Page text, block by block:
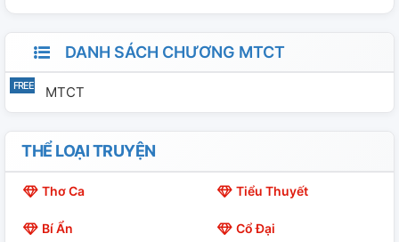
DANH SÁCH CHƯƠNG MTCT
MTCT
THỂ LOẠI TRUYỆN
Thơ Ca Tiểu Thuyết
Bí Ẩn Cổ Đại